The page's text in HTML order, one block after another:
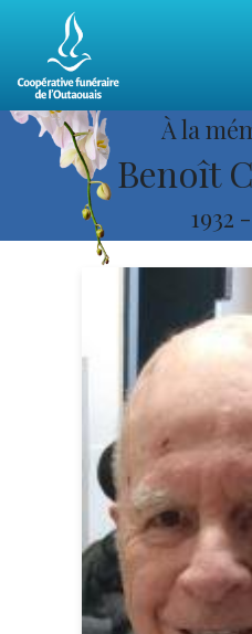
À la
Benoît
1932 -